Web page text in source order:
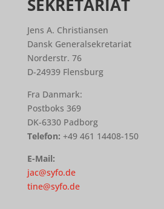
SEKRETARIAT
Jens A. Christiansen
Dansk Generalsekretariat
Norderstr. 76
D-24939 Flensburg
Fra Danmark:
Postboks 369
DK-6330 Padborg
Telefon: +49 461 14408-150
E-Mail:
jac@syfo.de
tine@syfo.de